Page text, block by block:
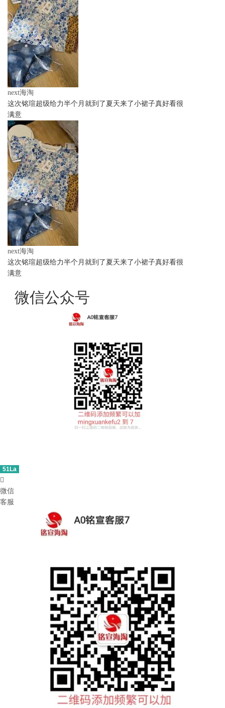
next海淘
这次铭瑄超级给力半个月就到了夏天来了小裙子真好看很
满意
next海淘
这次铭瑄超级给力半个月就到了夏天来了小裙子真好看很
满意
微信公众号
51La

微信
客服